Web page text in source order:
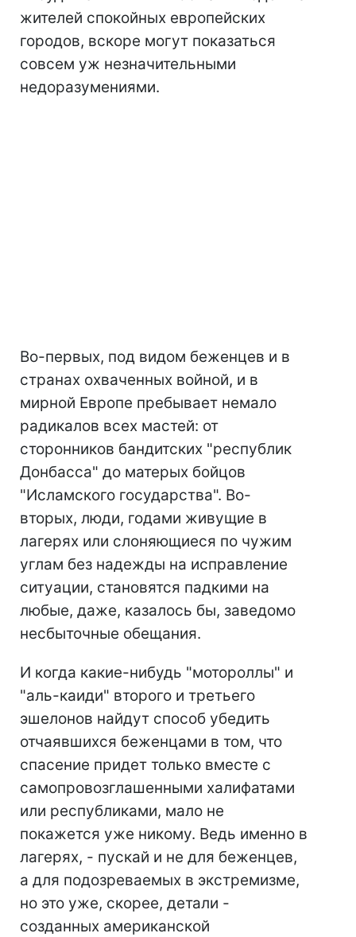
жителей спокойных европейских
городов, вскоре могут показаться
совсем уж незначительными
недоразумениями.
Во-первых, под видом беженцев и в
странах охваченных войной, и в
мирной Европе пребывает немало
радикалов всех мастей: от
сторонников бандитских "республик
Донбасса" до матерых бойцов
"Исламского государства". Во-
вторых, люди, годами живущие в
лагерях или слоняющиеся по чужим
углам без надежды на исправление
ситуации, становятся падкими на
любые, даже, казалось бы, заведомо
несбыточные обещания.
И когда какие-нибудь "мотороллы" и
"аль-каиди" второго и третьего
эшелонов найдут способ убедить
отчаявшихся беженцами в том, что
спасение придет только вместе с
самопровозглашенными халифатами
или республиками, мало не
покажется уже никому. Ведь именно в
лагерях, - пускай и не для беженцев,
а для подозреваемых в экстремизме,
но это уже, скорее, детали -
созданных американской